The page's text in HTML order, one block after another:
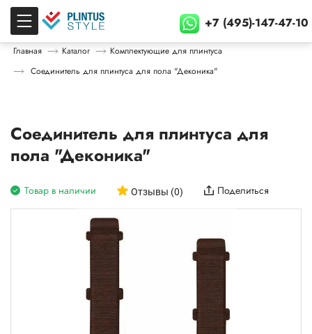
+7 (495)-147-47-10
Главная Каталог
Комплектующие для плинтуса
Соединитель для плинтуса для пола "Деконика"
Соединитель для плинтуса для
пола "Деконика"
Товар в наличии Отзывы (0) Поделиться